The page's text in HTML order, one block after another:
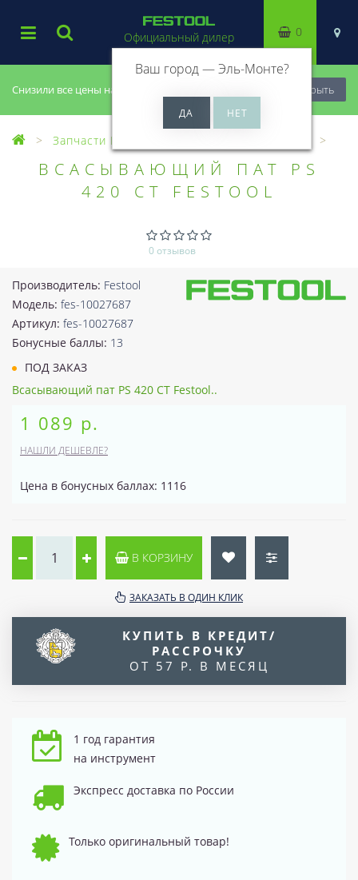
Снизили все цены на 20%, успей купить! Закрыть
Официальный дилер
Ваш город —Эль-Монте?
0
Запчасти Festool
ВСАСЫВАЮЩИЙ ПАТ PS
420 CT FESTOOL
0 отзывов
Производитель: Festool
Модель: fes-10027687
Артикул: fes-10027687
Бонусные баллы: 13
ПОД ЗАКАЗ
Всасывающий пат PS 420 CT Festool..
1 089 р.
НАШЛИ ДЕШЕВЛЕ?
Цена в бонусных баллах: 1116
В КОРЗИНУ
ЗАКАЗАТЬ В ОДИН КЛИК
КУПИТЬ В КРЕДИТ/
РАССРОЧКУ
ОТ 57 Р. В МЕСЯЦ
1 год гарантия
на инструмент
Экспресс доставка по России
Только оригинальный товар!